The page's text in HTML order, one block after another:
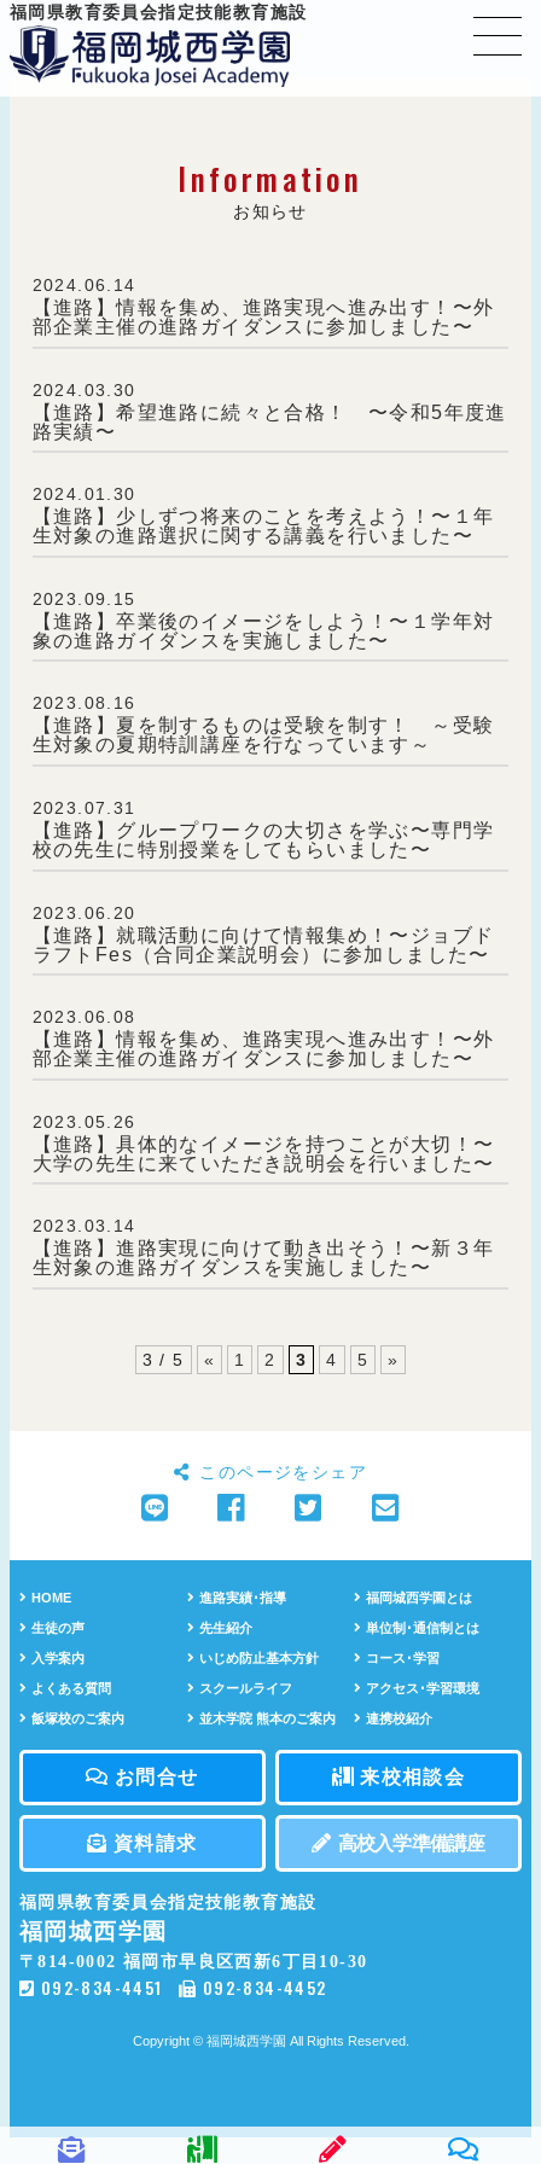
福岡県教育委員会指定技能教育施設
Information
お知らせ
2024.06.14
【進路】情報を集め、進路実現へ進み出す！〜外
部企業主催の進路ガイダンスに参加しました〜
2024.03.30
【進路】希望進路に続々と合格！ 〜令和5年度進
路実績〜
2024.01.30
【進路】少しずつ将来のことを考えよう！〜１年
生対象の進路選択に関する講義を行いました〜
2023.09.15
【進路】卒業後のイメージをしよう！〜１学年対
象の進路ガイダンスを実施しました〜
2023.08.16
【進路】夏を制するものは受験を制す！ ～受験
生対象の夏期特訓講座を行なっています～
2023.07.31
【進路】グループワークの大切さを学ぶ〜専門学
校の先生に特別授業をしてもらいました〜
2023.06.20
【進路】就職活動に向けて情報集め！〜ジョブド
ラフトFes（合同企業説明会）に参加しました〜
2023.06.08
【進路】情報を集め、進路実現へ進み出す！〜外
部企業主催の進路ガイダンスに参加しました〜
2023.05.26
【進路】具体的なイメージを持つことが大切！〜
大学の先生に来ていただき説明会を行いました〜
2023.03.14
【進路】進路実現に向けて動き出そう！〜新３年
生対象の進路ガイダンスを実施しました〜
3 / 5 « 1 2 3 4 5 »
このページをシェア
HOME 進路実績･指導 福岡城西学園とは
生徒の声 先生紹介 単位制･通信制とは
入学案内 いじめ防止基本方針 コース･学習
よくある質問 スクールライフ アクセス･学習環境
飯塚校のご案内 並木学院 熊本のご案内 連携校紹介
お問合せ 来校相談会
資料請求 高校入学準備講座
福岡県教育委員会指定技能教育施設
福岡城西学園
〒814-0002 福岡市早良区西新6丁目10-30
092-834-4451 092-834-4452
Copyright © 福岡城西学園 All Rights Reserved.